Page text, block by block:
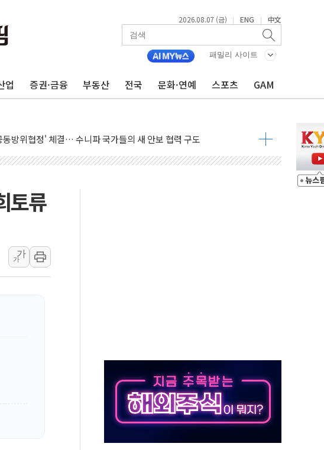
2026.08.07 (금) | ENG | 中文
패밀리 사이트
업 증권·금융 부동산 전국 문화·연예 스포츠 GAM
100년 밑거름…수도권 집중 완화 전환점"
2차 회의' 주재… "전폭적 공급 확대·속도전 총력"
독…곧 사망해도 놀랍지 않아"
승에 소폭 하락...금융주 낙폭 커
역풍에 "정부정책 아냐" 해명
북동해안권 8~9일 최대 100mm 호우
동방위협정' 체결… 수니파 국가들의 새 안보 협력 구도
'극과 극'…생애최초만 경쟁 치열
러대 횡보…고래·ETF 매수에도 고유가·금리·입법 지연 '삼중 부담'
강보합 마감...석유·가스주 올랐지만 빈그룹이 상쇄
고치 경신…한낮 총수요 104.3GW 기록
디 동시 공격… 위기 고조되는 또 다른 중동 화약고
별식으로 여름나기 [뉴스핌 줌인]
토류
가
가